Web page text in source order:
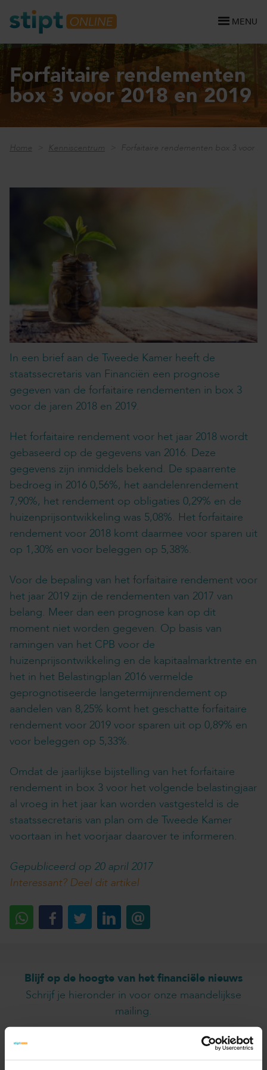
MENU
Forfaitaire rendementen
box 3 voor 2018 en 2019
Home Kenniscentrum Forfaitaire rendementen box 3 voor
In een brief aan de Tweede Kamer heeft de
staatssecretaris van Financiën een prognose
gegeven van de forfaitaire rendementen in box 3
voor de jaren 2018 en 2019.
Het forfaitaire rendement voor het jaar 2018 wordt
gebaseerd op de gegevens van 2016. Deze
gegevens zijn inmiddels bekend. De spaarrente
bedroeg in 2016 0,56%, het aandelenrendement
7,90%, het rendement op obligaties 0,29% en de
huizenprijsontwikkeling was 5,08%. Het forfaitaire
rendement voor 2018 komt daarmee voor sparen uit
op 1,30% en voor beleggen op 5,38%.
Voor de bepaling van het forfaitaire rendement voor
het jaar 2019 zijn de rendementen van 2017 van
belang. Meer dan een prognose kan op dit
moment niet worden gegeven. Op basis van
ramingen van het CPB voor de
huizenprijsontwikkeling en de kapitaalmarktrente en
het in het Belastingplan 2016 vermelde
geprognotiseerde langetermijnrendement op
aandelen van 8,25% komt het geschatte forfaitaire
rendement voor 2019 voor sparen uit op 0,89% en
voor beleggen op 5,33%.
Omdat de jaarlijkse bijstelling van het forfaitaire
rendement in box 3 voor het volgende belastingjaar
al vroeg in het jaar kan worden vastgesteld is de
staatssecretaris van plan om de Tweede Kamer
voortaan in het voorjaar daarover te informeren.
Gepubliceerd op 20 april 2017
Interessant? Deel dit artikel
Blijf op de hoogte van het financiële nieuws
Schrijf je hieronder in voor onze maandelijkse
mailing.